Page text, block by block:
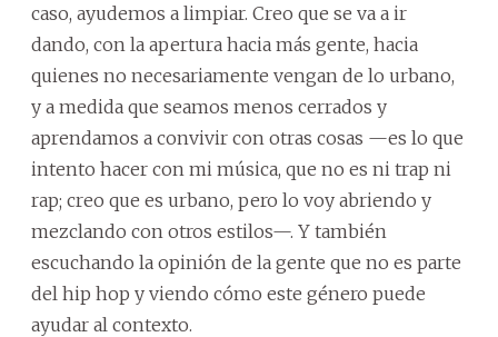
caso, ayudemos a limpiar. Creo que se va a ir
dando, con la apertura hacia más gente, hacia
quienes no necesariamente vengan de lo urbano,
y a medida que seamos menos cerrados y
aprendamos a convivir con otras cosas —es lo que
intento hacer con mi música, que no es ni trap ni
rap; creo que es urbano, pero lo voy abriendo y
mezclando con otros estilos—. Y también
escuchando la opinión de la gente que no es parte
del hip hop y viendo cómo este género puede
ayudar al contexto.